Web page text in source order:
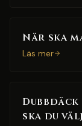
När ska
Läs mer
ska du